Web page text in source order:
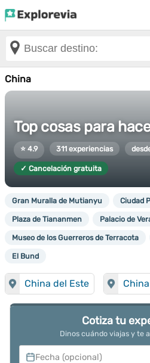
China
Top cosas para
⭐ 4.9 311 experiencias
✓ Cancelación gratuita
Gran Muralla de Mutianyu Ciudad
Plaza de Tiananmen Palacio de
Museo de los Guerreros de Terracota
El Bund
China del Este
Cotiza tu
Dinos cuándo viajas y te
Fecha (opcional)